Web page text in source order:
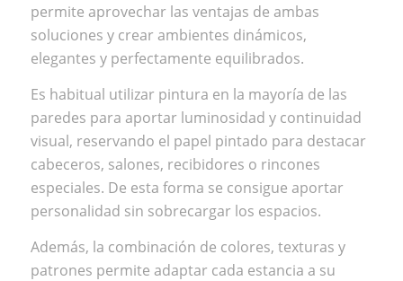
permite aprovechar las ventajas de ambas
soluciones y crear ambientes dinámicos,
elegantes y perfectamente equilibrados.
Es habitual utilizar pintura en la mayoría de las
paredes para aportar luminosidad y continuidad
visual, reservando el papel pintado para destacar
cabeceros, salones, recibidores o rincones
especiales. De esta forma se consigue aportar
personalidad sin sobrecargar los espacios.
Además, la combinación de colores, texturas y
patrones permite adaptar cada estancia a su